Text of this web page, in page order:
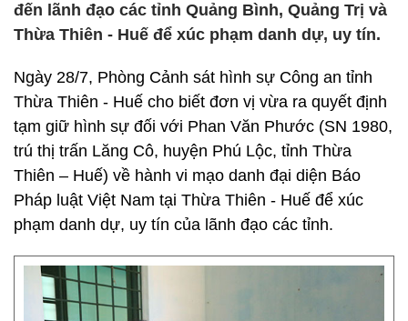
đến lãnh đạo các tỉnh Quảng Bình, Quảng Trị và
Thừa Thiên - Huế để xúc phạm danh dự, uy tín.
Ngày 28/7, Phòng Cảnh sát hình sự Công an tỉnh
Thừa Thiên - Huế cho biết đơn vị vừa ra quyết định
tạm giữ hình sự đối với Phan Văn Phước (SN 1980,
trú thị trấn Lăng Cô, huyện Phú Lộc, tỉnh Thừa
Thiên – Huế) về hành vi mạo danh đại diện Báo
Pháp luật Việt Nam tại Thừa Thiên - Huế để xúc
phạm danh dự, uy tín của lãnh đạo các tỉnh.